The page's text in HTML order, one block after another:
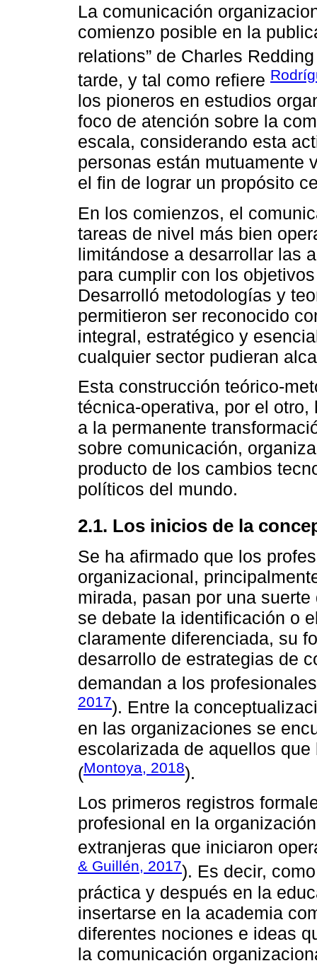
La comunicación
comienzo posible en la
relations” de Charles
tarde, y tal como refiere
los pioneros en estudios
foco de atención sobre la
escala, considerando esta
personas están mutuamente
el fin de lograr un propósito
En los comienzos, el
tareas de nivel más bien
limitándose a desarrollar las
para cumplir con los
Desarrolló metodologías y
permitieron ser reconocido
integral, estratégico y
cualquier sector pudieran
Esta construcción teórico-
técnica-operativa, por el
a la permanente
sobre comunicación,
producto de los cambios
políticos del mundo.
2.1. Los inicios de la
Se ha afirmado que los
organizacional,
mirada, pasan por una
se debate la identificación o
claramente diferenciada, su
desarrollo de estrategias de
demandan a los
2017). Entre la
en las organizaciones se
escolarizada de aquellos
(Montoya, 2018).
Los primeros registros
profesional en la
extranjeras que iniciaron
& Guillén, 2017). Es decir,
práctica y después en la
insertarse en la academia
diferentes nociones e ideas
la comunicación